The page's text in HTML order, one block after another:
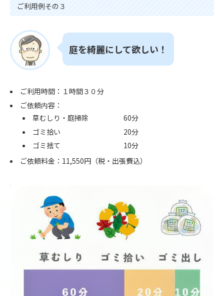
ご利用例その３
庭を綺麗にして欲しい！
ご利用時間：１時間３０分
ご依頼内容：
草むしり・庭掃除 60分
ゴミ拾い 20分
ゴミ捨て 10分
ご依頼料金：11,550円（税・出張費込）